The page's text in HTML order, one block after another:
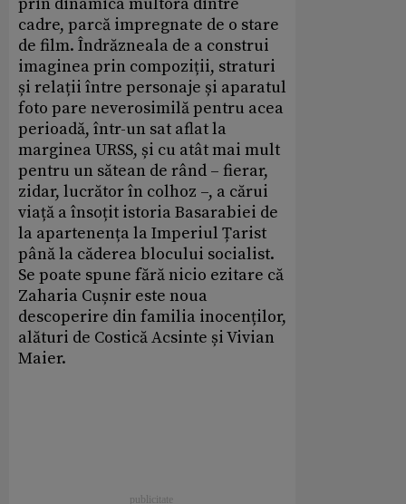
cadre, parcă impregnate de o stare
de film. Îndrăzneala de a construi
imaginea prin compoziții, straturi
și relații între personaje și aparatul
foto pare neverosimilă pentru acea
perioadă, într-un sat aflat la
marginea URSS, și cu atât mai mult
pentru un sătean de rând – fierar,
zidar, lucrător în colhoz –, a cărui
viață a însoțit istoria Basarabiei de
la apartenența la Imperiul Țarist
până la căderea blocului socialist.
Se poate spune fără nicio ezitare că
Zaharia Cușnir este noua
descoperire din familia inocenților,
alături de Costică Acsinte și Vivian
Maier.